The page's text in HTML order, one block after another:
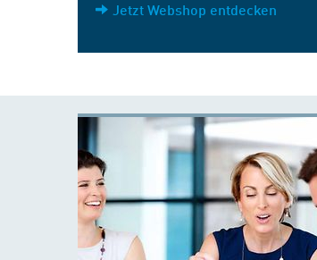
Jetzt Webshop entdecken